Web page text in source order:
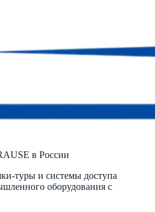
в России
туры и системы доступа
оборудования с